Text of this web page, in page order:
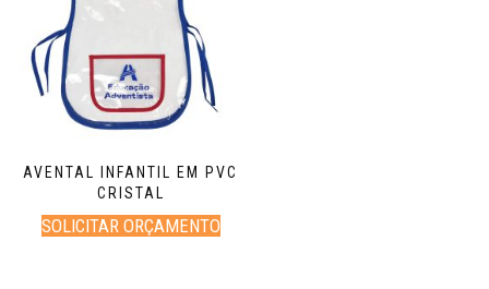
AVENTAL INFANTIL EM PVC
CRISTAL
SOLICITAR ORÇAMENTO